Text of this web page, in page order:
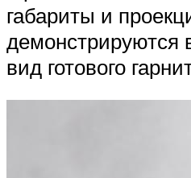
габариты и
демонстрируются
вид готового